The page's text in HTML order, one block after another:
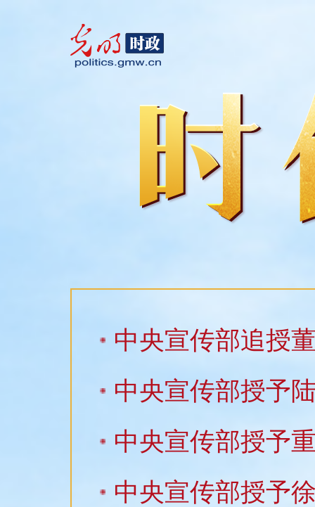
中央宣传部追授
中央宣传部授予